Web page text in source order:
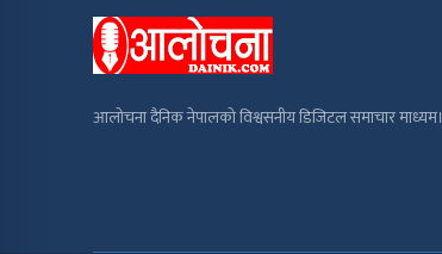
आलोचना दैनिक नेपालको विश्वसनीय डिजिटल समाचार माध्यम।